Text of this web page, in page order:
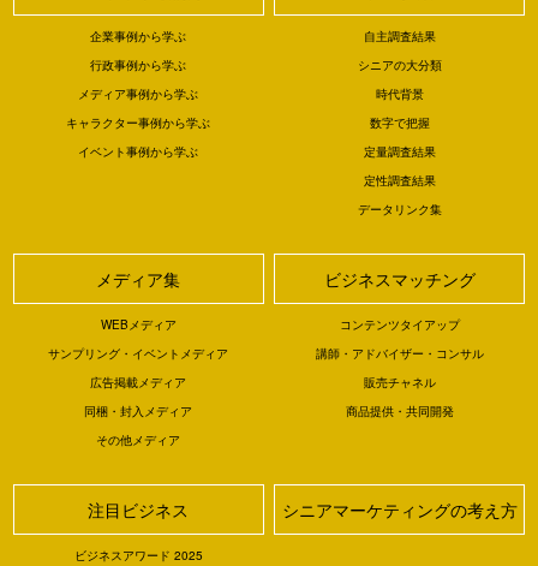
企業事例から学ぶ
行政事例から学ぶ
メディア事例から学ぶ
キャラクター事例から学ぶ
イベント事例から学ぶ
自主調査結果
シニアの大分類
時代背景
数字で把握
定量調査結果
定性調査結果
データリンク集
メディア集
WEBメディア
サンプリング・イベントメディア
広告掲載メディア
同梱・封入メディア
その他メディア
ビジネスマッチング
コンテンツタイアップ
講師・アドバイザー・コンサル
販売チャネル
商品提供・共同開発
注目ビジネス
ビジネスアワード 2025
シニアマーケティングの考え方